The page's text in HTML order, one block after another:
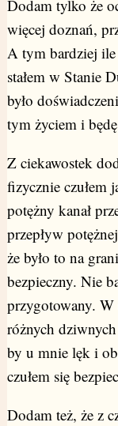
Dodam tylko że
więcej doznań,
A tym bardziej ile
stałem w Stanie
było
tym życiem i
Z ciekawostek
fizycznie czułem
potężny kanał
przepływ
że było to na
bezpieczny. Nie
przygotowany. W
różnych
by u mnie lęk i
czułem się
Dodam też, że z